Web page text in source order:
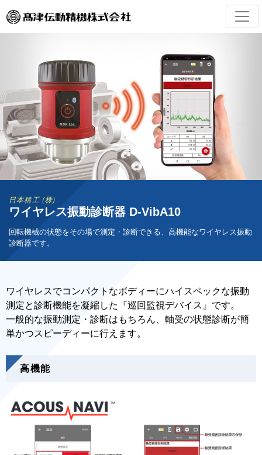
日本精工 (株)
ワイヤレス振動診断器 D-VibA10
回転機械の状態をその場で測定・診断できる、高機能なワイヤレス振動
診断器です。
ワイヤレスでコンパクトなボディーにハイスペックな振動
測定と診断機能を凝縮した『巡回監視デバイス』です。
一般的な振動測定・診断はもちろん、軸受の状態診断が簡
単かつスピーディーに行えます。
高機能